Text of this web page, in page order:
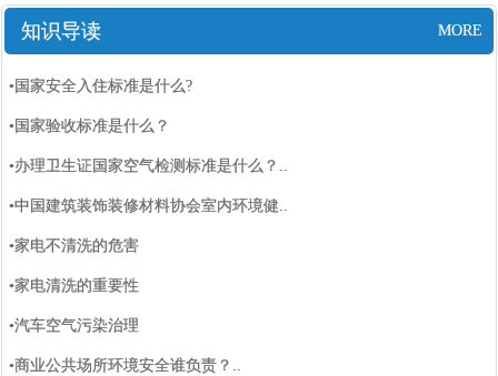
知识导读 MORE
•国家安全入住标准是什么?
•国家验收标准是什么？
•办理卫生证国家空气检测标准是什么？..
•中国建筑装饰装修材料协会室内环境健..
•家电不清洗的危害
•家电清洗的重要性
•汽车空气污染治理
•商业公共场所环境安全谁负责？..